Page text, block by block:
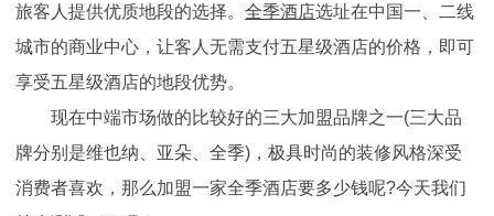
旅客人提供优质地段的选择。 全季酒店选址在中国一、二线
城市的商业中心，让客人无需支付五星级酒店的价格，即可
享受五星级酒店的地段优势。
现在中端市场做的比较好的三大加盟品牌之一(三大品
牌分别是维也纳、亚朵、全季)，极具时尚的装修风格深受
消费者喜欢，那么加盟一家全季酒店要多少钱呢?今天我们